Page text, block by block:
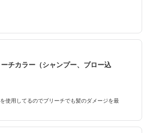
チカラー（シャンプー、ブロー込
使用してるのでブリーチでも髪のダメージを最